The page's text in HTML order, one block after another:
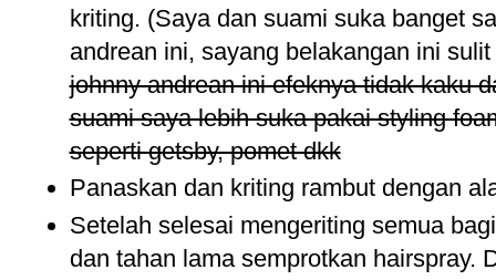
kriting. (Saya dan suami suka banget
andrean ini, sayang belakangan ini
johnny andrean ini efeknya tidak kaku
suami saya lebih suka pakai styling
seperti getsby, pomet dkk
Panaskan dan kriting rambut dengan
Setelah selesai mengeriting semua
dan tahan lama semprotkan hairspray.